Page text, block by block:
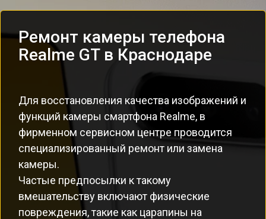
Ремонт камеры телефона
Realme GT в Краснодаре
Для восстановления качества изображений и
функций камеры смартфона Realme, в
фирменном сервисном центре проводится
специализированный ремонт или замена
камеры.
Частые предпосылки к такому
вмешательству включают физические
повреждения, такие как царапины на